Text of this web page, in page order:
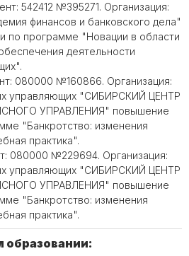
542412 №395271. Организация:
финансов и банковского дела"
по программе "Новации в области
деятельности
080000 №160866. Организация:
управляющих "СИБИРСКИЙ ЦЕНТР
УПРАВЛЕНИЯ" повышение
"Банкротство: изменения
практика".
080000 №229694. Организация:
управляющих "СИБИРСКИЙ ЦЕНТР
УПРАВЛЕНИЯ" повышение
"Банкротство: изменения
практика".
образовании: